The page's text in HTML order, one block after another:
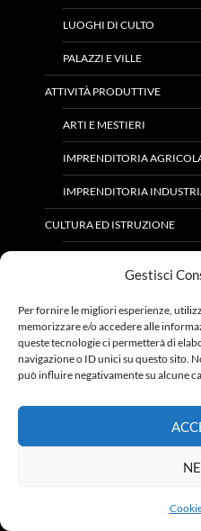
Gestisci
Per fornire le migliori esperienze,
memorizzare e/o accedere alle
queste tecnologie ci permetterà di
navigazione o ID unici su questo sito.
può influire negativamente su alcune
LUOGHI DI CULTO
PALAZZI E VILLE
ATTIVITÀ PRODUTTIVE
ARTI E MESTIERI
IMPRENDITORIA
IMPRENDITORIA
CULTURA ED ISTRUZIONE
MANIFESTAZIONI
SCUOLE ED ISTRUZIONE